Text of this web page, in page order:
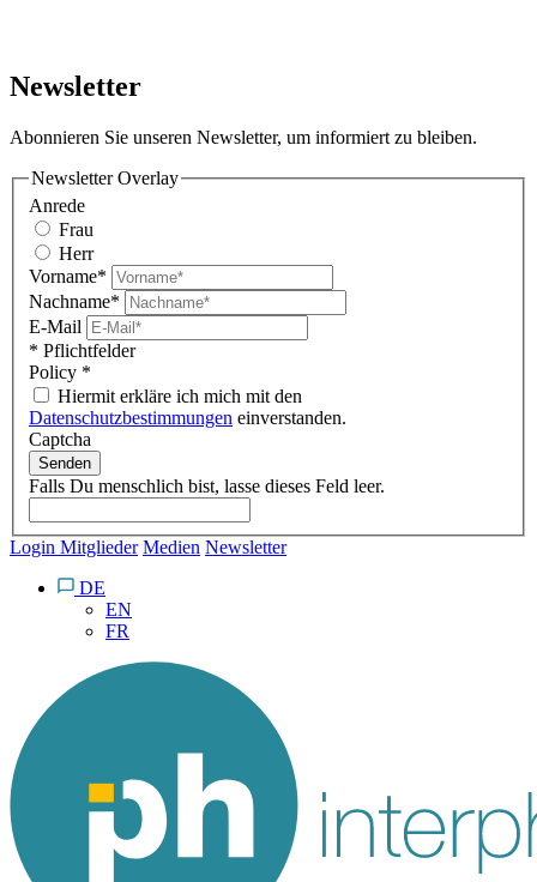
Newsletter
Abonnieren Sie unseren Newsletter, um informiert zu bleiben.
Newsletter Overlay
Anrede
Frau
Herr
Vorname*
Nachname*
E-Mail
* Pflichtfelder
Policy *
Hiermit erkläre ich mich mit den
Datenschutzbestimmungen einverstanden.
Captcha
Senden
Falls Du menschlich bist, lasse dieses Feld leer.
Login Mitglieder Medien Newsletter
DE
EN
FR